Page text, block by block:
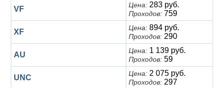
VF Цена: 283 руб.
Проходов: 759
XF Цена: 894 руб.
Проходов: 290
AU Цена: 1 139 руб.
Проходов: 59
UNC Цена: 2 075 руб.
Проходов: 297